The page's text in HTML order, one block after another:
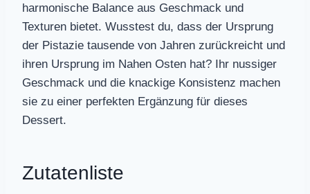
harmonische Balance aus Geschmack und
Texturen bietet. Wusstest du, dass der Ursprung
der Pistazie tausende von Jahren zurückreicht und
ihren Ursprung im Nahen Osten hat? Ihr nussiger
Geschmack und die knackige Konsistenz machen
sie zu einer perfekten Ergänzung für dieses
Dessert.
Zutatenliste